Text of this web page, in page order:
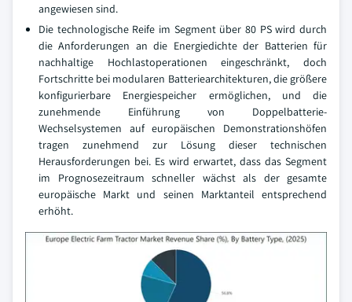
angewiesen sind.
Die technologische Reife im Segment über 80 PS wird durch
die Anforderungen an die Energiedichte der Batterien für
nachhaltige Hochlastoperationen eingeschränkt, doch
Fortschritte bei modularen Batteriearchitekturen, die größere
konfigurierbare Energiespeicher ermöglichen, und die
zunehmende Einführung von Doppelbatterie-
Wechselsystemen auf europäischen Demonstrationshöfen
tragen zunehmend zur Lösung dieser technischen
Herausforderungen bei. Es wird erwartet, dass das Segment
im Prognosezeitraum schneller wächst als der gesamte
europäische Markt und seinen Marktanteil entsprechend
erhöht.